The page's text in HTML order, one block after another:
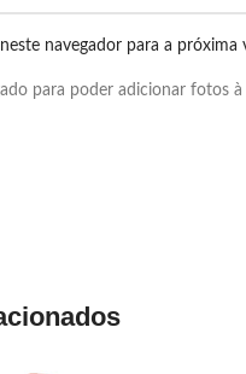
navegador para a próxima
para poder adicionar fotos à